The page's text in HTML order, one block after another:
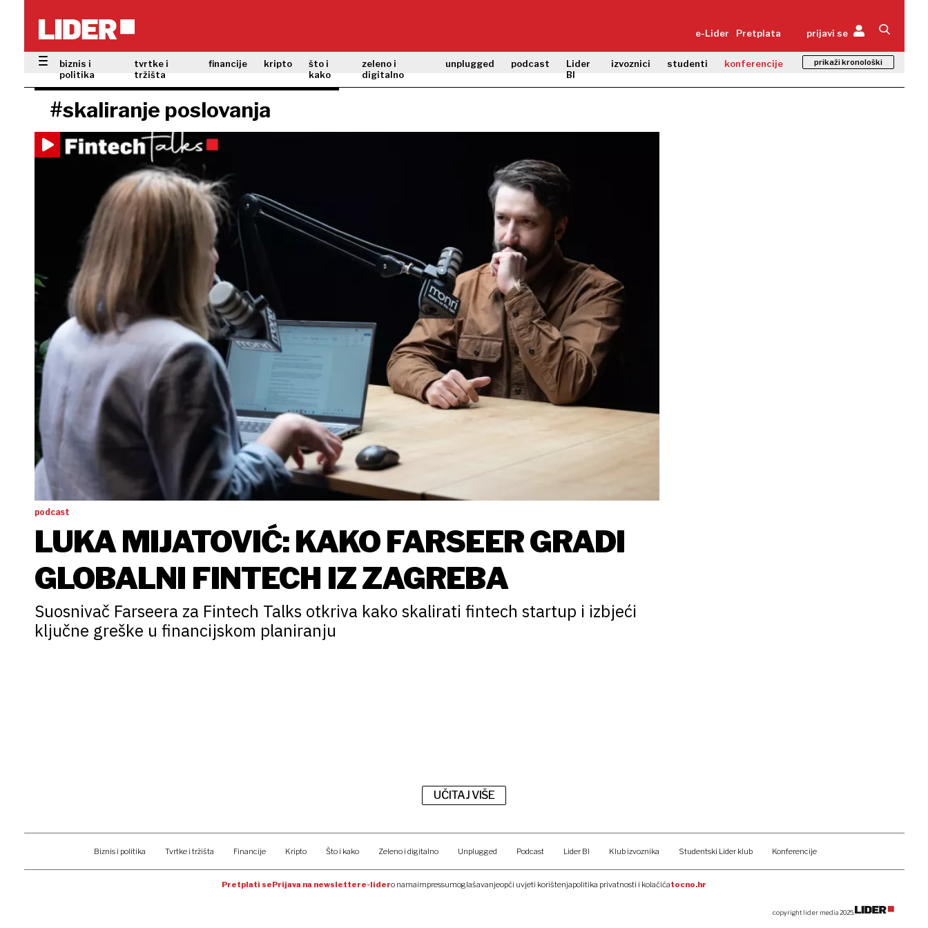
e-Lider Pretplata prijavi se
biznis i
politika
tvrtke i
tržišta
financije kripto
što i
kako
zeleno i
digitalno
unplugged podcast
Lider
BI
izvoznici studenti konferencije prikaži kronološki
#skaliranje poslovanja
podcast
LUKA MIJATOVIĆ: KAKO FARSEER GRADI
GLOBALNI FINTECH IZ ZAGREBA
Suosnivač Farseera za Fintech Talks otkriva kako skalirati fintech startup i izbjeći
ključne greške u financijskom planiranju
UČITAJ VIŠE
Biznis i politika Tvrtke i tržišta Financije Kripto Što i kako Zeleno i digitalno Unplugged Podcast Lider BI Klub izvoznika Studentski Lider klub Konferencije
Pretplati sePrijava na newslettere-lidero namaimpressumoglašavanjeopći uvjeti korištenjapolitika privatnosti i kolačićatocno.hr
copyright lider media 2025.